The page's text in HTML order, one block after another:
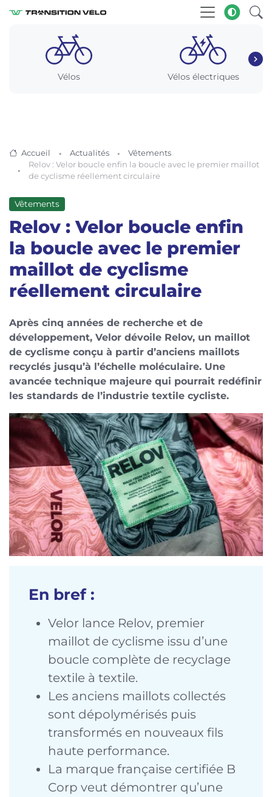
Vélos Vélos électriques
Accueil Actualités
Vêtements
Relov : Velor boucle enfin la boucle avec le premier maillot
de cyclisme réellement circulaire
Vêtements
Relov : Velor boucle enfin
la boucle avec le premier
maillot de cyclisme
réellement circulaire
Après cinq années de recherche et de
développement, Velor dévoile Relov, un maillot
de cyclisme conçu à partir d’anciens maillots
recyclés jusqu’à l’échelle moléculaire. Une
avancée technique majeure qui pourrait redéfinir
les standards de l’industrie textile cycliste.
En bref :
Velor lance Relov, premier
maillot de cyclisme issu d’une
boucle complète de recyclage
textile à textile.
Les anciens maillots collectés
sont dépolymérisés puis
transformés en nouveaux fils
haute performance.
La marque française certifiée B
Corp veut démontrer qu’une